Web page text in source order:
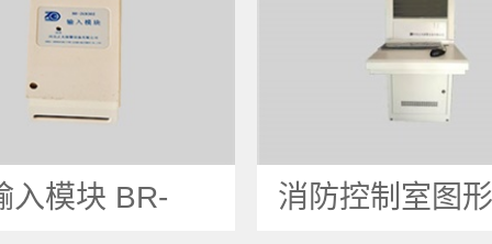
入模块 BR- 消防控制室图